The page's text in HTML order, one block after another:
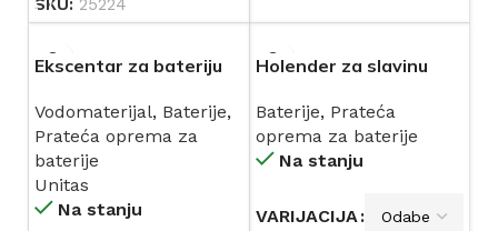
SKU: 25224
Ekscentar za bateriju
Vodomaterijal, Baterije,
Prateća oprema za
baterije
Unitas
Na stanju
Holender za slavinu
Baterije, Prateća
oprema za baterije
Na stanju
VARIJACIJA